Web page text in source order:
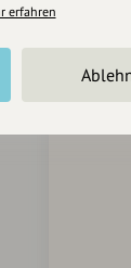
erfahren